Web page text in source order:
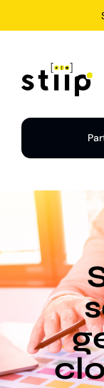
Home
Soluzioni
Chi Siamo
Portfolio
Blog